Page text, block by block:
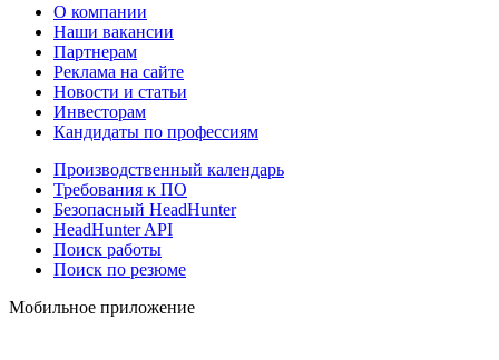
О компании
Наши вакансии
Партнерам
Реклама на сайте
Новости и статьи
Инвесторам
Кандидаты по профессиям
Производственный календарь
Требования к ПО
Безопасный HeadHunter
HeadHunter API
Поиск работы
Поиск по резюме
Мобильное приложение